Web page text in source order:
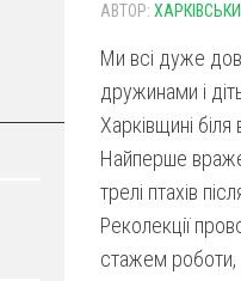
АВТОР:
Ми всі дуже
дружинами і
Харківщині
Найперше
трелі птахів
Реколекції
стажем роботи,